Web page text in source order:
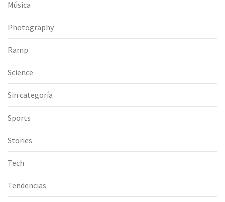
Música
Photography
Ramp
Science
Sin categoría
Sports
Stories
Tech
Tendencias